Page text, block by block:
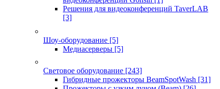
Решения для видеоконференций TaverLAB
[3]
Шоу-оборудование [5]
Медиасерверы [5]
Световое оборудование [243]
Гибридные прожекторы BeamSpotWash [31]